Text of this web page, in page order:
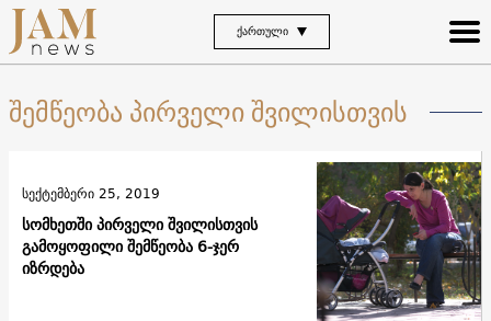
ᲥᲐᲠᲗᲣᲚᲘ
შემწეობა პირველი შვილისთვის
სომხეთში პირველი შვილისთვის
გამოყოფილი შემწეობა 6-ჯერ
იზრდება
სექტემბერი 25, 2019